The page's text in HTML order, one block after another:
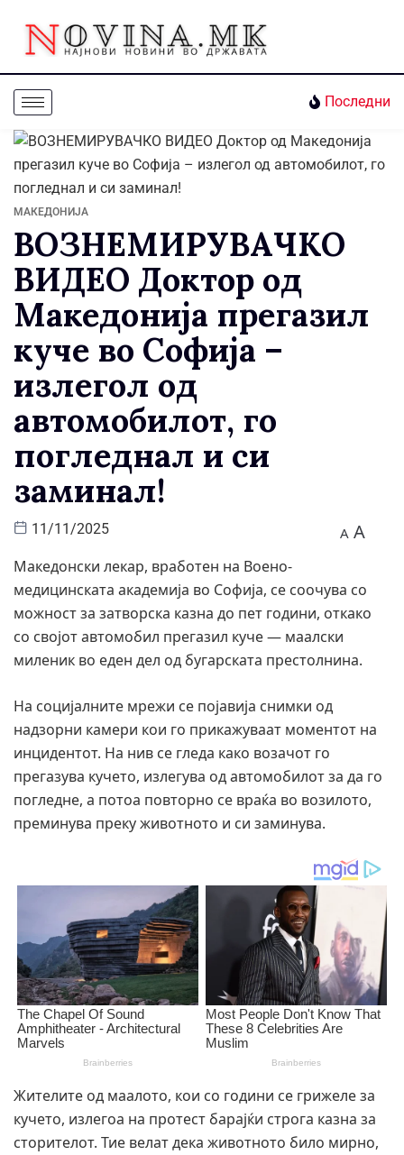
Последни
МАКЕДОНИЈА
ВОЗНЕМИРУВАЧКО
ВИДЕО Доктор од
Македонија прегазил
куче во Софија –
излегол од
автомобилот, го
погледнал и си
заминал!
11/11/2025 A A
Македонски лекар, вработен на Воено-
медицинската академија во Софија, се соочува со
можност за затворска казна до пет години, откако
со својот автомобил прегазил куче — маалски
миленик во еден дел од бугарската престолнина.
На социјалните мрежи се појавија снимки од
надзорни камери кои го прикажуваат моментот на
инцидентот. На нив се гледа како возачот го
прегазува кучето, излегува од автомобилот за да го
погледне, а потоа повторно се враќа во возилото,
преминува преку животното и си заминува.
Жителите од маалото, кои со години се грижеле за
кучето, излегоа на протест барајќи строга казна за
сторителот. Тие велат дека животното било мирно,